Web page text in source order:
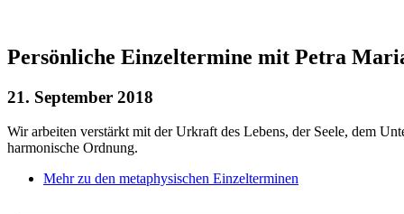
Persönliche Einzeltermine mit Petra
21. September 2018
Wir arbeiten verstärkt mit der Urkraft des Lebens, der Seele, dem
harmonische Ordnung.
Mehr zu den metaphysischen Einzelterminen